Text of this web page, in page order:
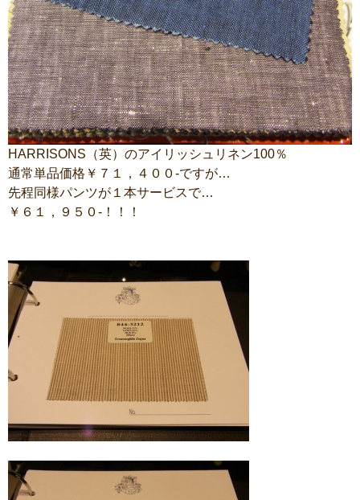
HARRISONS（英）のアイリッシュリネン100％
通常単品価格￥７１，４００-ですが…
先程同様パンツが１本サービスで…
￥６１，９５０-！！！